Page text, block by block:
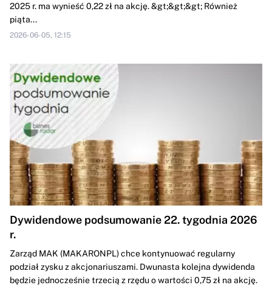
2025 r. ma wynieść 0,22 zł na akcję. &gt;&gt;&gt; Również
piąta...
2026-06-05, 12:15
Dywidendowe podsumowanie 22. tygodnia 2026
r.
Zarząd MAK (MAKARONPL) chce kontynuować regularny
podział zysku z akcjonariuszami. Dwunasta kolejna dywidenda
będzie jednocześnie trzecią z rzędu o wartości 0,75 zł na akcję.